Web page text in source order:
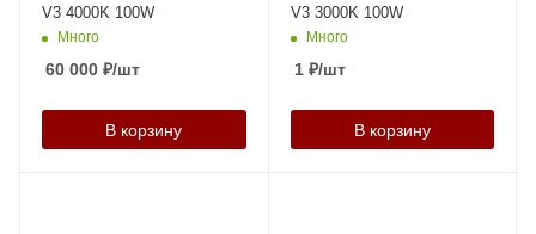
V3 4000K 100W
Много
60 000 ₽/шт
В корзину
V3 3000K 100W
Много
1₽/шт
В корзину